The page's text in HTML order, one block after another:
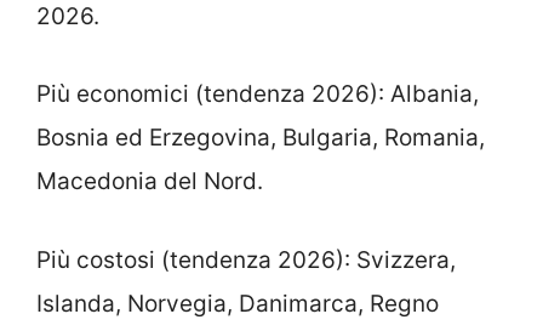
2026.
Più economici (tendenza 2026): Albania,
Bosnia ed Erzegovina, Bulgaria, Romania,
Macedonia del Nord.
Più costosi (tendenza 2026): Svizzera,
Islanda, Norvegia, Danimarca, Regno